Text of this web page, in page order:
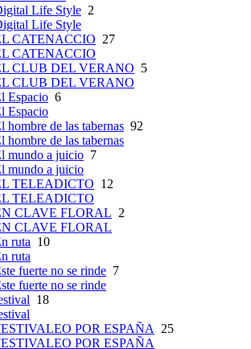
Life Style 2
Life Style
CATENACCIO 27
CATENACCIO
CLUB DEL VERANO 5
CLUB DEL VERANO
Espacio 6
Espacio
hombre de las tabernas 92
hombre de las tabernas
mundo a juicio 7
mundo a juicio
TELEADICTO 12
TELEADICTO
CLAVE FLORAL 2
CLAVE FLORAL
ruta 10
ruta
fuerte no se rinde 7
fuerte no se rinde
18
POR ESPAÑA 25
POR ESPAÑA